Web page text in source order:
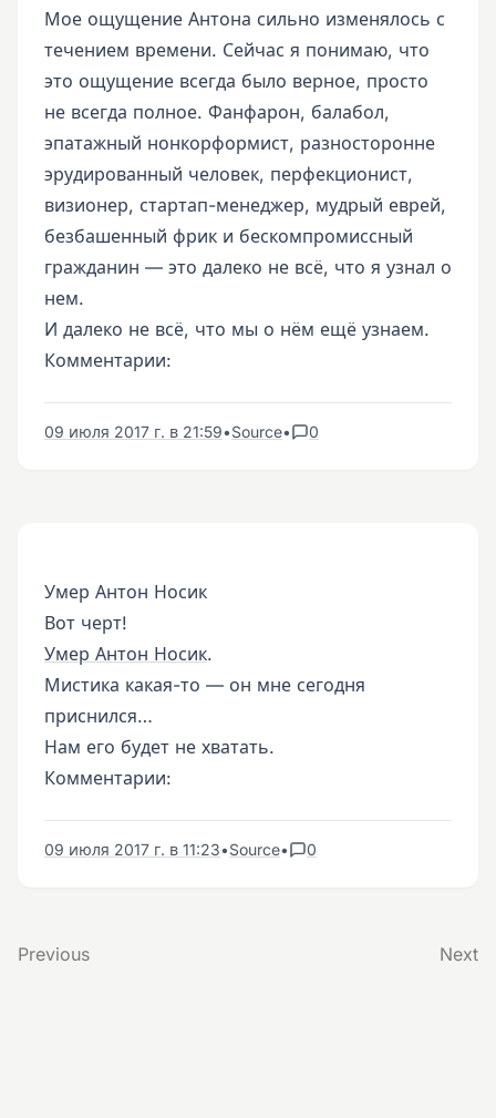
Мое ощущение Антона сильно изменялось с
течением времени. Сейчас я понимаю, что
это ощущение всегда было верное, просто
не всегда полное. Фанфарон, балабол,
эпатажный нонкорформист, разносторонне
эрудированный человек, перфекционист,
визионер, стартап-менеджер, мудрый еврей,
безбашенный фрик и бескомпромиссный
гражданин — это далеко не всё, что я узнал о
нем.
И далеко не всё, что мы о нём ещё узнаем.
Комментарии:
09 июля 2017 г. в 21:59•Source• 0
Умер Антон Носик
Вот черт!
Умер Антон Носик.
Мистика какая-то — он мне сегодня
приснился…
Нам его будет не хватать.
Комментарии:
09 июля 2017 г. в 11:23•Source• 0
Previous Next